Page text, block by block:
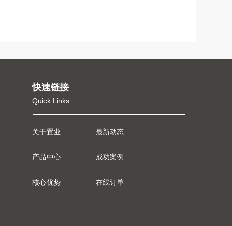
快速链接
Quick Links
关于置业
产品中心
核心优势
最新动态
成功案例
在线订单